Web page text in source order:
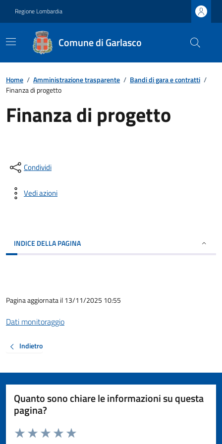
Regione Lombardia
Comune di Garlasco
Home / Amministrazione trasparente / Bandi di gara e contratti /
Finanza di progetto
Finanza di progetto
Condividi
Vedi azioni
INDICE DELLA PAGINA
Pagina aggiornata il 13/11/2025 10:55
Dati monitoraggio
Indietro
Quanto sono chiare le informazioni su questa
pagina?
Valuta da 1 a 5 stelle la pagina